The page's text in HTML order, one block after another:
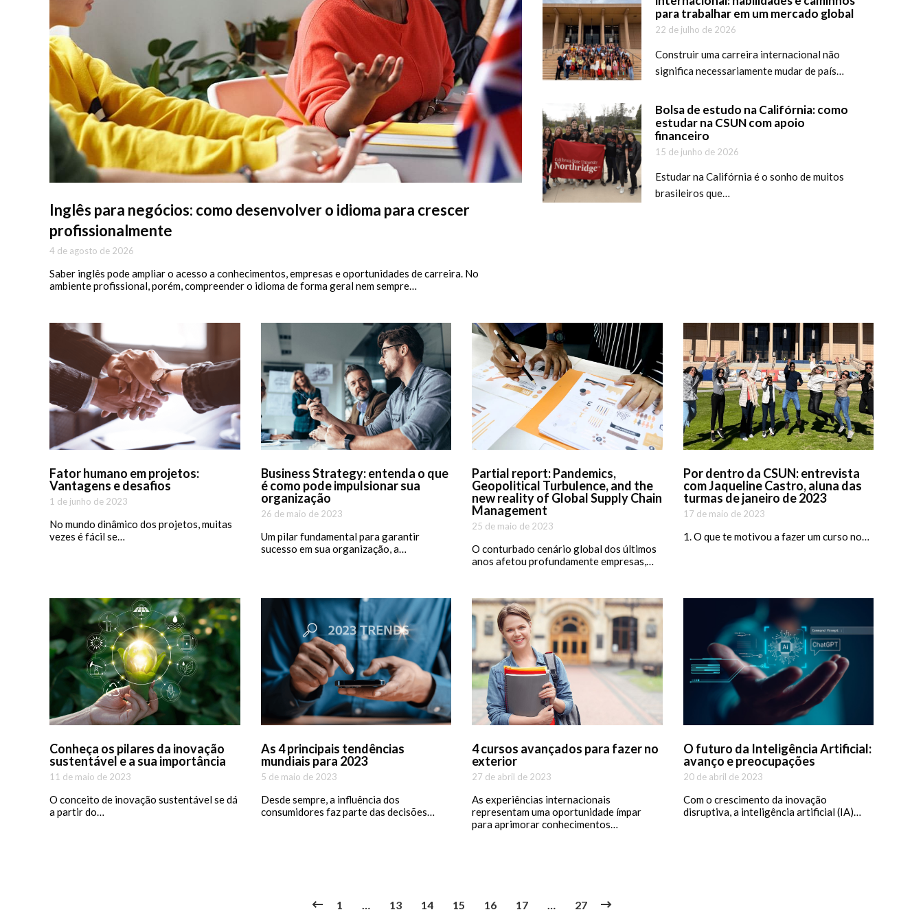
Inglês para negócios: como desenvolver o idioma para crescer
profissionalmente
4 de agosto de 2026
Saber inglês pode ampliar o acesso a conhecimentos, empresas e oportunidades de carreira. No
ambiente profissional, porém, compreender o idioma de forma geral nem sempre…
para trabalhar em um mercado global
22 de julho de 2026
Construir uma carreira internacional não
significa necessariamente mudar de país…
Bolsa de estudo na Califórnia: como
estudar na CSUN com apoio
financeiro
15 de junho de 2026
Estudar na Califórnia é o sonho de muitos
brasileiros que…
Fator humano em projetos:
Vantagens e desafios
1 de junho de 2023
No mundo dinâmico dos projetos, muitas
vezes é fácil se…
Business Strategy: entenda o que
é como pode impulsionar sua
organização
26 de maio de 2023
Um pilar fundamental para garantir
sucesso em sua organização, a…
Partial report: Pandemics,
Geopolitical Turbulence, and the
new reality of Global Supply Chain
Management
25 de maio de 2023
O conturbado cenário global dos últimos
anos afetou profundamente empresas,…
Por dentro da CSUN: entrevista
com Jaqueline Castro, aluna das
turmas de janeiro de 2023
17 de maio de 2023
1. O que te motivou a fazer um curso no…
Conheça os pilares da inovação
sustentável e a sua importância
11 de maio de 2023
O conceito de inovação sustentável se dá
a partir do…
As 4 principais tendências
mundiais para 2023
5 de maio de 2023
Desde sempre, a influência dos
consumidores faz parte das decisões…
4 cursos avançados para fazer no
exterior
27 de abril de 2023
As experiências internacionais
representam uma oportunidade ímpar
para aprimorar conhecimentos…
O futuro da Inteligência Artificial:
avanço e preocupações
20 de abril de 2023
Com o crescimento da inovação
disruptiva, a inteligência artificial (IA)…
1 13 14 15 16 17 27